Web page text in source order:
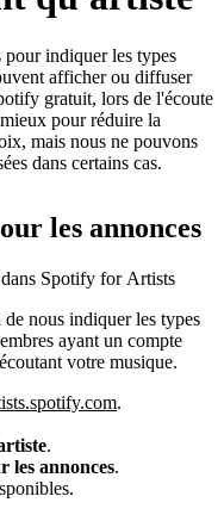
indiquer les types
afficher ou diffuser
gratuit, lors de l'écoute
pour réduire la
mais nous ne pouvons
dans certains cas.
les annonces
Spotify for Artists
nous indiquer les types
ayant un compte
votre musique.
.
.
les annonces.